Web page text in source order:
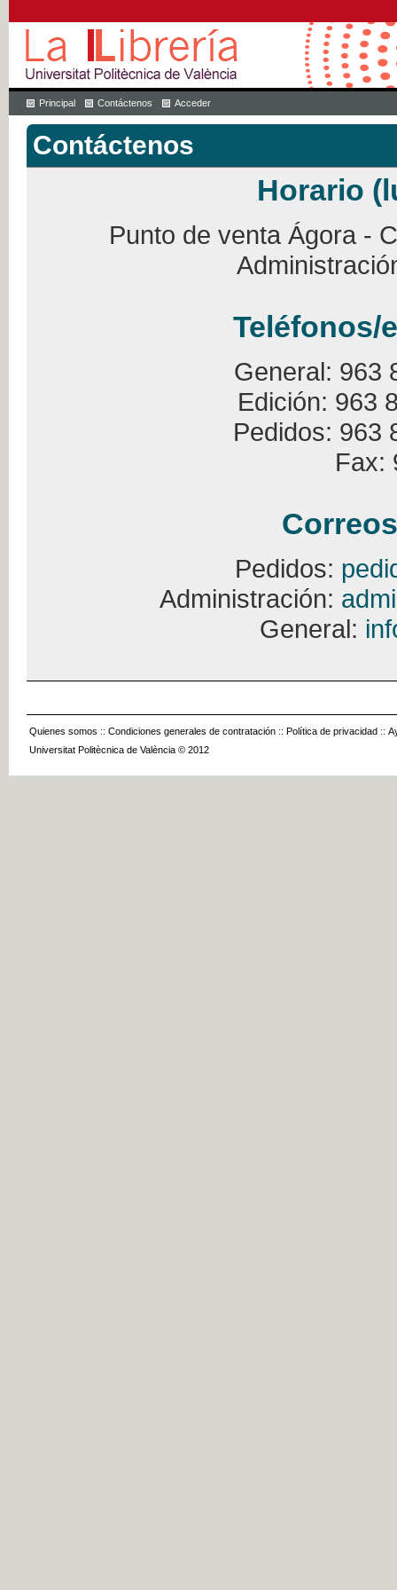
Principal Contáctenos Acceder
Contáctenos
Horario
Punto de venta Ágora -
Teléfonos/
General: 963
Edición: 963
Pedidos: 963
Fax:
Pedidos:
Administración:
General:
Quienes somos :: Condiciones generales de contratación :: Política de privacidad ::
Universitat Politècnica de València © 2012